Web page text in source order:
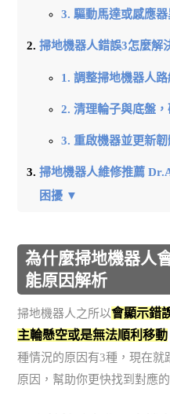
3. 驅動馬達或感應
掃地機器人錯誤3怎麼解
1. 調整掃地機器人
2. 清理輪子與底盤
3. 重啟機器並更新
掃地機器人維修推薦
困擾 ▼
為什麼掃地機器人
能原因解析
掃地機器人之所以會顯示錯
主輪懸空或是無法順利移動
種情況的原因有3種，現在就
原因，幫助你更快找到對應